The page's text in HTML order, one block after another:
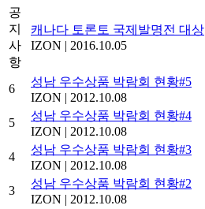
공
지
사
항
캐나다 토론토 국제발명전 대상
IZON | 2016.10.05
6
성남 우수상품 박람회 현황#5
IZON | 2012.10.08
5
성남 우수상품 박람회 현황#4
IZON | 2012.10.08
4
성남 우수상품 박람회 현황#3
IZON | 2012.10.08
3
성남 우수상품 박람회 현황#2
IZON | 2012.10.08